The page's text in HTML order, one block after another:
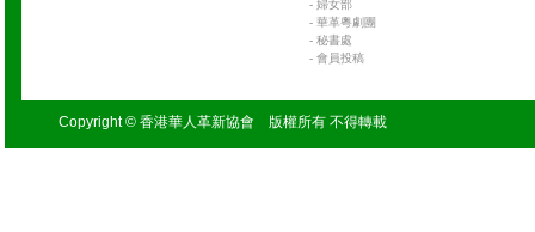
- 婦女部
- 華革粵劇團
- 秘書處
- 會員投稿
Copyright © 香港華人革新協會 版權所有 不得轉載